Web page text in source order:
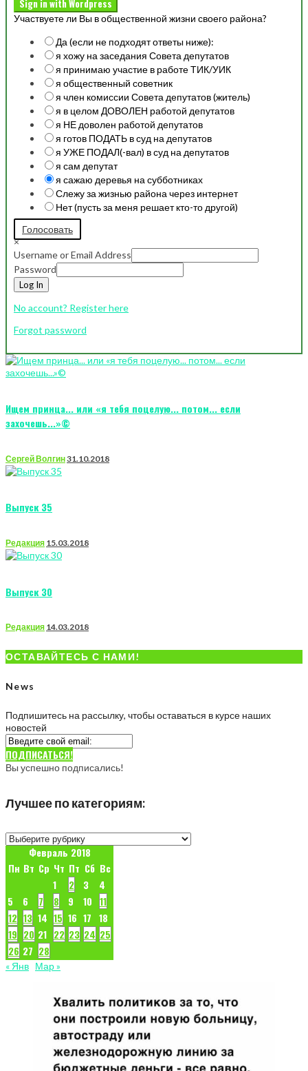
Sign in with Wordpress
Участвуете ли Вы в общественной жизни своего района?
Да (если не подходят ответы ниже):
я хожу на заседания Совета депутатов
я принимаю участие в работе ТИК/УИК
я общественный советник
я член комиссии Совета депутатов (житель)
я в целом ДОВОЛЕН работой депутатов
я НЕ доволен работой депутатов
я готов ПОДАТЬ в суд на депутатов
я УЖЕ ПОДАЛ(-вал) в суд на депутатов
я сам депутат
я сажаю деревья на субботниках
Слежу за жизнью района через интернет
Нет (пусть за меня решает кто-то другой)
Голосовать
×
Username or Email Address
Password
Log In
No account? Register here
Forgot password
Ищем принца... или «я тебя поцелую... потом... если
захочешь...»©
Сергей Волгин31.10.2018
Выпуск 35
Редакция 15.03.2018
Выпуск 30
Редакция 14.03.2018
ОСТАВАЙТЕСЬ С НАМИ!
News
Подпишитесь на рассылку, чтобы оставаться в курсе наших
новостей
ПОДПИСАТЬСЯ!
Вы успешно подписались!
Лучшее по категориям:
Лучшее
категориям:
Февраль 2018
Пн Вт Ср Чт Пт Сб Вс
1
2 3
4
5
6 7 8 9 10 11
12 13 14 15 16 17 18
19 20 21 22 23 24 25
26 27 28
« Янв Мар »